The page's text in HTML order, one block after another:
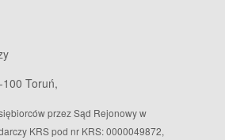
Toruń,
przez Sąd Rejonowy w
KRS pod nr KRS: 0000049872,